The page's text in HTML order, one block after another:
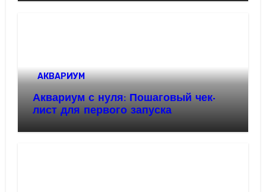
АКВАРИУМ
Аквариум с нуля: Пошаговый чек-
лист для первого запуска